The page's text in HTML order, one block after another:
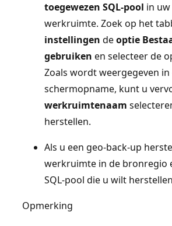
toegewezen SQL-pool in
werkruimte. Zoek op het
instellingen deoptie
gebruiken en selecteer de
Zoals wordt weergegeven
schermopname, kunt u
werkruimtenaam
herstellen.
Als u een geo-back-up
werkruimte in de bronregio
SQL-pool die u wilt
Opmerking